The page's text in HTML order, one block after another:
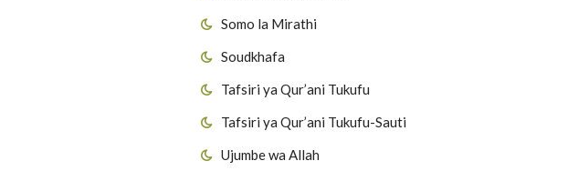
Somo la Mirathi
Soudkhafa
Tafsiri ya Qur’ani Tukufu
Tafsiri ya Qur’ani Tukufu-Sauti
Ujumbe wa Allah